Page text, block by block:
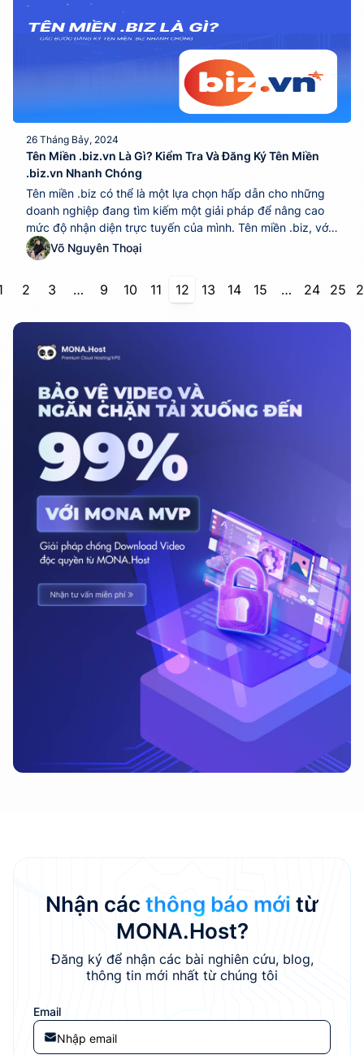
26 Tháng Bảy, 2024
Tên Miền .biz.vn Là Gì? Kiểm Tra Và Đăng Ký Tên Miền
.biz.vn Nhanh Chóng
Tên miền .biz có thể là một lựa chọn hấp dẫn cho những
doanh nghiệp đang tìm kiếm một giải pháp để nâng cao
mức độ nhận diện trực tuyến của mình. Tên miền .biz, với
ý nghĩa gắn liền với hoạt động kinh doanh, mang đến sự
linh hoạt và tính chuyên nghiệp cho...
Võ Nguyên Thoại
2 3 … 9 10 11 12 13 14 15 … 24 25
Nhận các thông báo mới từ
MONA.Host?
Đăng ký để nhận các bài nghiên cứu, blog,
thông tin mới nhất từ chúng tôi
Email